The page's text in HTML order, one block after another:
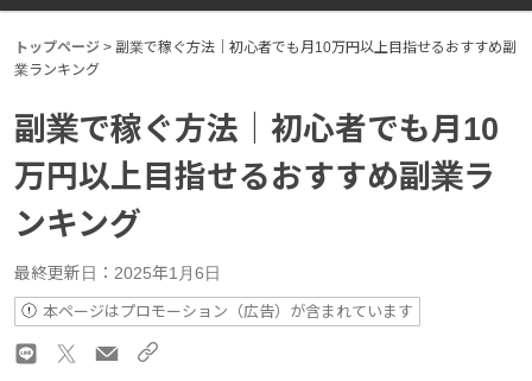
トップページ > 副業で稼ぐ方法｜初心者でも月10万円以上目指せるおすすめ副
業ランキング
副業で稼ぐ方法｜初心者でも月10
万円以上目指せるおすすめ副業ラ
ンキング
最終更新日：2025年1月6日
本ページはプロモーション（広告）が含まれています